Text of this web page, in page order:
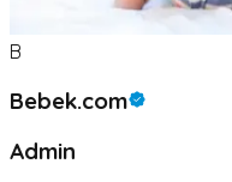
B
Bebek.com
Admin